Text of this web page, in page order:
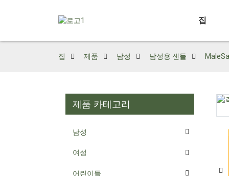
집
집 제품 남성 남성용 샌들
제품 카테고리
남성
여성
어린이들
Loading...
Loading...